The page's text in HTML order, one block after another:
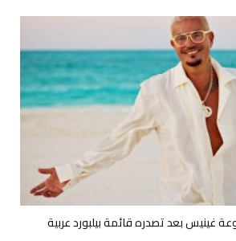
غينيس بعد تصدره قائمة بيلبورد عربية